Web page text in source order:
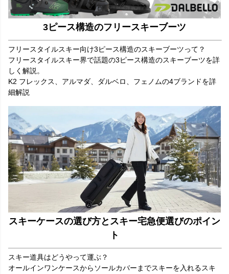
3ピース構造のフリースキーブーツ
フリースタイルスキー向け3ピース構造のスキーブーツって？
フリースタイルスキー界で話題の3ピース構造のスキーブーツを詳
しく解説。
K2 フレックス、アルマダ、ダルベロ、フェノムの4ブランドを詳
細解説
スキーケースの選び方とスキー宅急便選びのポイン
ト
スキー道具はどうやって運ぶ？
オールインワンケースからソールカバーまでスキーを入れるスキ